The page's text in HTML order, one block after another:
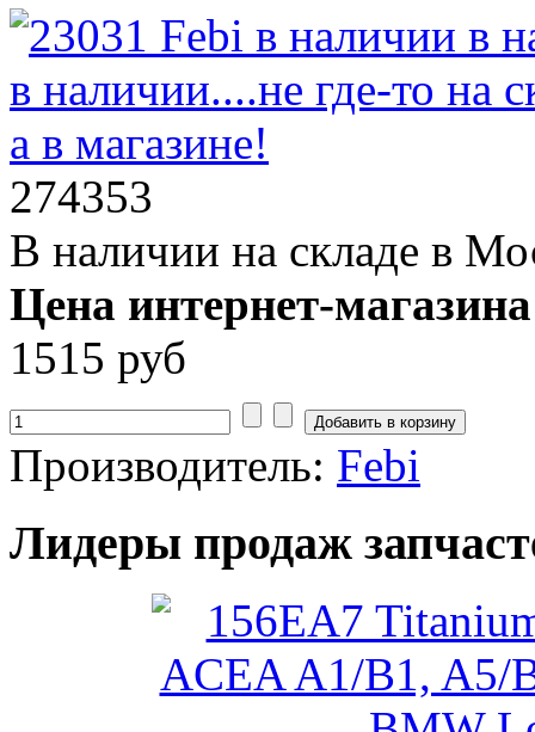
274353
В наличии на складе в
Цена интернет-
1515 руб
Производитель: Febi
Лидеры продаж